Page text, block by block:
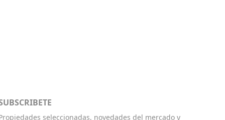
seleccionadas, novedades del mercado y